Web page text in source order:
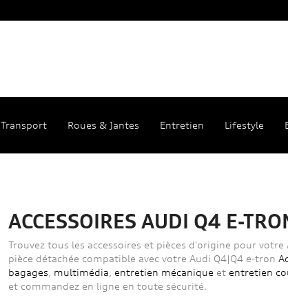
Transport Roues & Jantes Entretien Lifestyle
ACCESSOIRES AUDI Q4 E-
Trouvez tous les accessoires et pièces d'origine pour
pièce détachée compatible avec votre Audi Q4|Q4 e-tron
bagages multimédia entretien mécanique et entretien
et commandez en ligne en toute sécurité.